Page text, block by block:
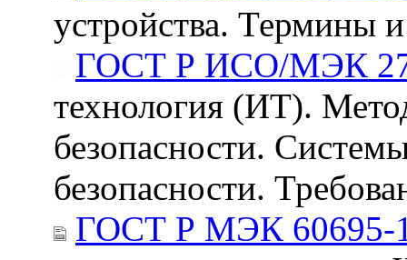
устройства. Термины
ГОСТ Р ИСО/МЭК
технология (ИТ).
безопасности.
безопасности.
ГОСТ Р МЭК 60695-